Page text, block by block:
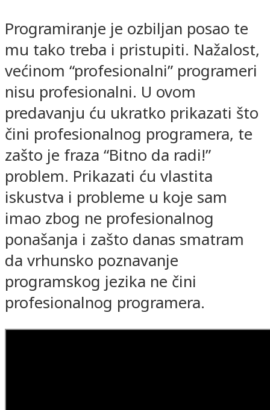
Programiranje je ozbiljan posao te
mu tako treba i pristupiti. Nažalost,
većinom “profesionalni” programeri
nisu profesionalni. U ovom
predavanju ću ukratko prikazati što
čini profesionalnog programera, te
zašto je fraza “Bitno da radi!”
problem. Prikazati ću vlastita
iskustva i probleme u koje sam
imao zbog ne profesionalnog
ponašanja i zašto danas smatram
da vrhunsko poznavanje
programskog jezika ne čini
profesionalnog programera.